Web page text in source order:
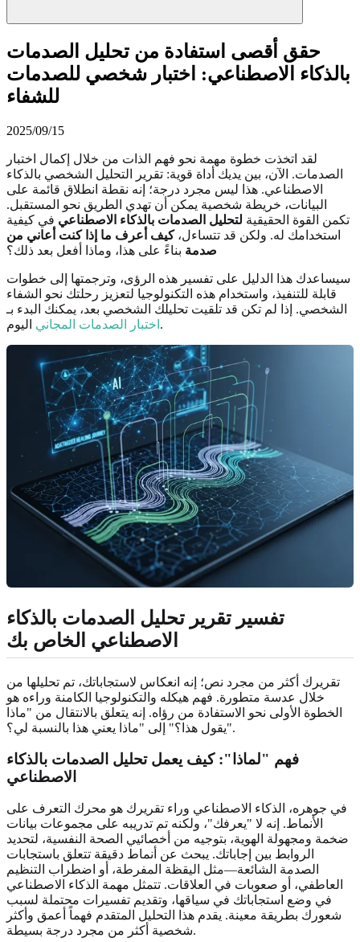
حقق أقصى استفادة من تحليل الصدمات
بالذكاء الاصطناعي: اختبار شخصي للصدمات
للشفاء
2025/09/15
لقد اتخذت خطوة مهمة نحو فهم الذات من خلال إكمال اختبار
الصدمات. الآن، بين يديك أداة قوية: تقرير التحليل الشخصي بالذكاء
الاصطناعي. هذا ليس مجرد درجة؛ إنه نقطة انطلاق قائمة على
البيانات، خريطة شخصية يمكن أن تهدي الطريق نحو المستقبل.
تكمن القوة الحقيقية لتحليل الصدمات بالذكاء الاصطناعي في كيفية
استخدامك له. ولكن قد تتساءل،كيف أعرف ما إذا كنت أعاني من
صدمة بناءً على هذا، وماذا أفعل بعد ذلك؟
سيساعدك هذا الدليل على تفسير هذه الرؤى، وترجمتها إلى خطوات
قابلة للتنفيذ، واستخدام هذه التكنولوجيا لتعزيز رحلتك نحو الشفاء
الشخصي. إذا لم تكن قد تلقيت تحليلك الشخصي بعد، يمكنك البدء بـ
اختبار الصدمات المجاني اليوم.
تفسير تقرير تحليل الصدمات بالذكاء
الاصطناعي الخاص بك
تقريرك أكثر من مجرد نص؛ إنه انعكاس لاستجاباتك، تم تحليلها من
خلال عدسة متطورة. فهم هيكله والتكنولوجيا الكامنة وراءه هو
الخطوة الأولى نحو الاستفادة من رؤاه. إنه يتعلق بالانتقال من "ماذا
يقول هذا؟" إلى "ماذا يعني هذا بالنسبة لي؟".
فهم "لماذا": كيف يعمل تحليل الصدمات بالذكاء
الاصطناعي
في جوهره، الذكاء الاصطناعي وراء تقريرك هو محرك التعرف على
الأنماط. إنه لا "يعرفك"، ولكنه تم تدريبه على مجموعات بيانات
ضخمة ومجهولة الهوية، بتوجيه من أخصائيي الصحة النفسية، لتحديد
الروابط بين إجاباتك. يبحث عن أنماط دقيقة تتعلق باستجابات
الصدمة الشائعة—مثل اليقظة المفرطة، أو اضطراب التنظيم
العاطفي، أو صعوبات في العلاقات. تتمثل مهمة الذكاء الاصطناعي
في وضع استجاباتك في سياقها، وتقديم تفسيرات محتملة لسبب
شعورك بطريقة معينة. يقدم هذا التحليل المتقدم فهماً أعمق وأكثر
شخصية أكثر من مجرد درجة بسيطة.